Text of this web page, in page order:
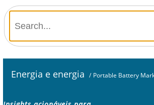
Energia e energia / Portable Battery